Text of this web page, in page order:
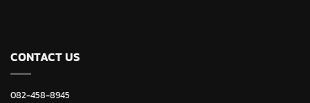
CONTACT US
082-458-8945